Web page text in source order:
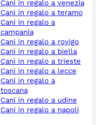
cani in regalo a venezia
cani in regalo a teramo
cani in regalo a
campania
cani in regalo a rovigo
cani in regalo a biella
cani in regalo a trieste
cani in regalo a lecce
cani in regalo a
toscana
cani in regalo a udine
cani in regalo a napoli